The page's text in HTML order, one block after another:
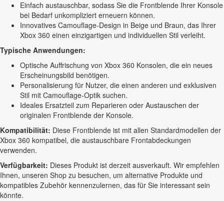
Einfach austauschbar, sodass Sie die Frontblende Ihrer Konsole
bei Bedarf unkompliziert erneuern können.
Innovatives Camouflage-Design in Beige und Braun, das Ihrer
Xbox 360 einen einzigartigen und individuellen Stil verleiht.
Typische Anwendungen:
Optische Auffrischung von Xbox 360 Konsolen, die ein neues
Erscheinungsbild benötigen.
Personalisierung für Nutzer, die einen anderen und exklusiven
Stil mit Camouflage-Optik suchen.
Ideales Ersatzteil zum Reparieren oder Austauschen der
originalen Frontblende der Konsole.
Kompatibilität: Diese Frontblende ist mit allen Standardmodellen der
Xbox 360 kompatibel, die austauschbare Frontabdeckungen
verwenden.
Verfügbarkeit: Dieses Produkt ist derzeit ausverkauft. Wir empfehlen
Ihnen, unseren Shop zu besuchen, um alternative Produkte und
kompatibles Zubehör kennenzulernen, das für Sie interessant sein
könnte.